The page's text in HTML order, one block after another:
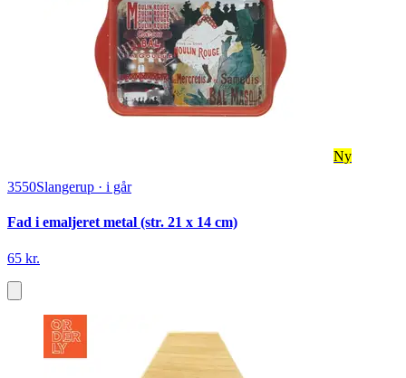
Ny
3550Slangerup · i går
Fad i emaljeret metal (str. 21 x 14 cm)
65 kr.